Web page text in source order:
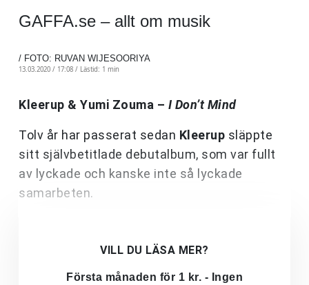
GAFFA.se – allt om musik
/ FOTO: RUVAN WIJESOORIYA
13.03.2020 / 17:08 / Lästid: 1 min
Kleerup & Yumi Zouma – I Don’t Mind
Tolv år har passerat sedan Kleerup släppte
sitt självbetitlade debutalbum, som var fullt
av lyckade och kanske inte så lyckade
samarbeten.
VILL DU LÄSA MER?
Första månaden för 1 kr. - Ingen